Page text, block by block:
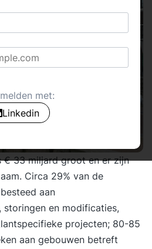
€ 33 miljard grooten er zijn
Circa 29% van de
aan
en modificaties,
projecten; 80-85
aan gebouwen betreft
met:
Linkedin